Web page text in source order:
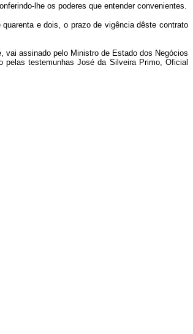
lhe os poderes que entender convenientes.
e dois, o prazo de vigência dêste contrato
vai assinado pelo Ministro de Estado dos Negócios
testemunhas José da Silveira Primo, Oficial